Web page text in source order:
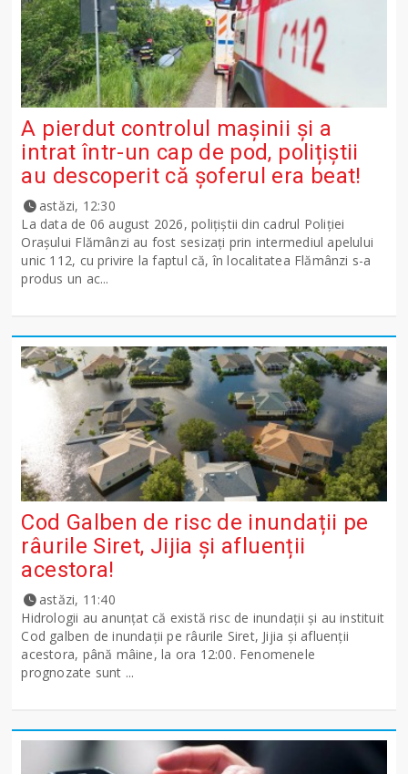
A pierdut controlul mașinii și a
intrat într-un cap de pod, polițiștii
au descoperit că șoferul era beat!
astăzi, 12:30
La data de 06 august 2026, polițiștii din cadrul Poliției
Orașului Flămânzi au fost sesizați prin intermediul apelului
unic 112, cu privire la faptul că, în localitatea Flămânzi s-a
produs un ac...
Cod Galben de risc de inundații pe
râurile Siret, Jijia și afluenții
acestora!
astăzi, 11:40
Hidrologii au anunțat că există risc de inundații și au instituit
Cod galben de inundații pe râurile Siret, Jijia și afluenții
acestora, până mâine, la ora 12:00. Fenomenele
prognozate sunt ...